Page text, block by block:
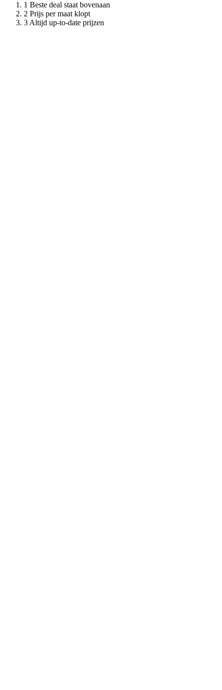
Beste deal staat bovenaan
Prijs per maat klopt
Altijd up-to-date prijzen